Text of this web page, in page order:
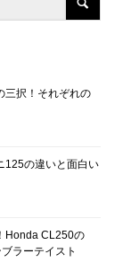
三択！それぞれの
125の違いと面白い
Honda CL250の
ラーテイスト